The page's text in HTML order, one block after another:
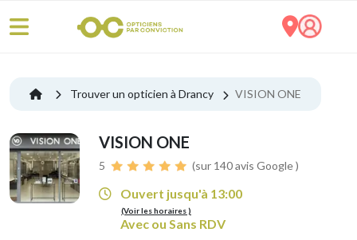
Trouver un opticien à Drancy VISION ONE
VISION ONE
5 (sur 140 avis Google )
Ouvert jusqu'à 13:00
(Voir les horaires )
Avec ou Sans RDV